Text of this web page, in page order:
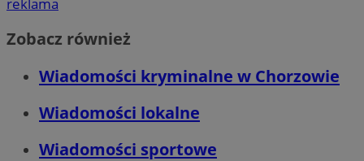
reklama
Zobacz również
Wiadomości kryminalne w Chorzowie
Wiadomości lokalne
Wiadomości sportowe